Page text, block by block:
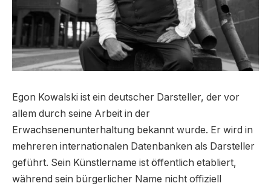
Egon Kowalski ist ein deutscher Darsteller, der vor
allem durch seine Arbeit in der
Erwachsenenunterhaltung bekannt wurde. Er wird in
mehreren internationalen Datenbanken als Darsteller
geführt. Sein Künstlername ist öffentlich etabliert,
während sein bürgerlicher Name nicht offiziell